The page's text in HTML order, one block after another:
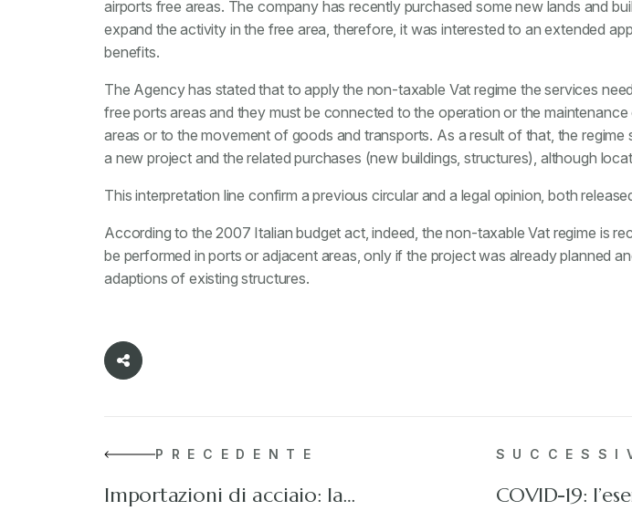
airports free areas. The company has recently purchased some new lands and
expand the activity in the free area, therefore, it was interested to an extended
benefits.
The Agency has stated that to apply the non-taxable Vat regime the services
free ports areas and they must be connected to the operation or the
areas or to the movement of goods and transports. As a result of that, the regime
a new project and the related purchases (new buildings, structures), although
This interpretation line confirm a previous circular and a legal opinion, both
According to the 2007 Italian budget act, indeed, the non-taxable Vat regime is
be performed in ports or adjacent areas, only if the project was already planned
adaptions of existing structures.
PRECEDENTE
Importazioni di acciaio: la… COVID-19: